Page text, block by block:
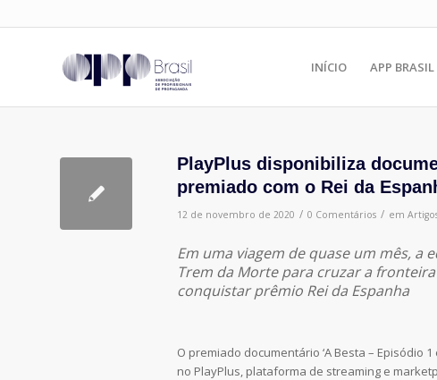
INÍCIO APP BRASIL
PlayPlus disponibiliza
premiado com o Rei da
12 de novembro de 2020 / 0 Comentários / em
Em uma viagem de quase um mês,
Trem da Morte para cruzar a
conquistar prêmio Rei da Espanha
O premiado documentário ‘A Besta – Episódio
no PlayPlus, plataforma de streaming e